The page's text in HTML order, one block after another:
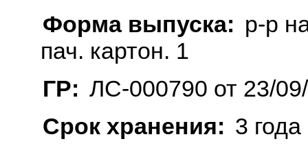
Форма выпуска: р-р
пач. картон. 1
ГР: ЛС-000790 от 23/
Срок хранения: 3 года